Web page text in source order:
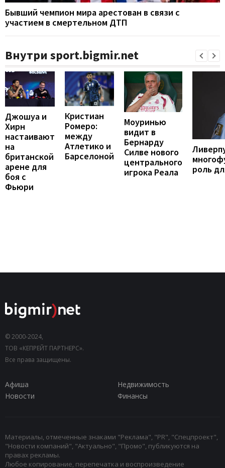
Бывший чемпион мира арестован в связи с
участием в смертельном ДТП
Внутри sport.bigmir.net
Джошуа и
Хирн
настаивают
на
британской
арене для
боя с
Фьюри
Кристиан
Ромеро:
между
Атлетико и
Барселоной
Моуринью
видит в
Бернарду
Силве нового
центрального
игрока Реала
роль
© 2000-2024,
ТОВ «КЕПРЕЙТ ПАРТНЕРС».
Все права защищены.
Афиша
Недвижимость
Новости
Финансы
Материалы, отмеченные знаками "Реклама", "PR", "Спецпроект",
"Новости компаний", "Актуально", "Промо", публикуются на
правах рекламы.
Любое копирование, перепечатка и воспроизведение